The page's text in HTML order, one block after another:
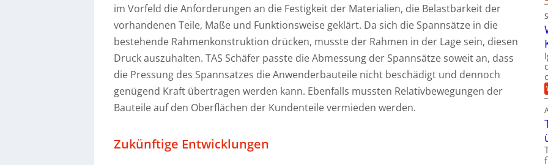
im Vorfeld die Anforderungen an die Festigkeit der Materialien, die Belastbarkeit der
vorhandenen Teile, Maße und Funktionsweise geklärt. Da sich die Spannsätze in die
bestehende Rahmenkonstruktion drücken, musste der Rahmen in der Lage sein, diesen
Druck auszuhalten. TAS Schäfer passte die Abmessung der Spannsätze soweit an, dass
die Pressung des Spannsatzes die Anwenderbauteile nicht beschädigt und dennoch
genügend Kraft übertragen werden kann. Ebenfalls mussten Relativbewegungen der
Bauteile auf den Oberflächen der Kundenteile vermieden werden.
Zukünftige Entwicklungen